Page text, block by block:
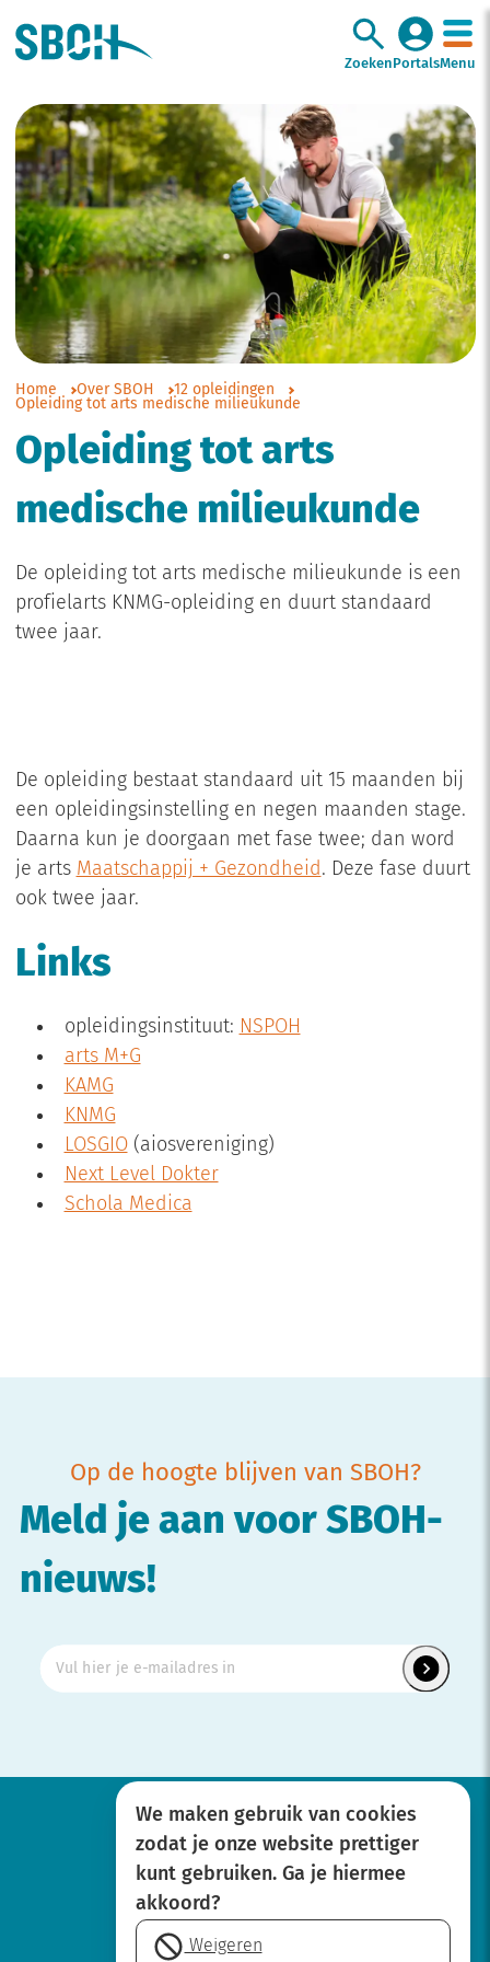
Zoeken PortalsMenu
Home Over SBOH
12 opleidingen
Opleiding tot arts medische milieukunde
Opleiding tot arts
medische milieukunde
De opleiding tot arts medische milieukunde is een
profielarts KNMG-opleiding en duurt standaard
twee jaar.
De opleiding bestaat standaard uit 15 maanden bij
een opleidingsinstelling en negen maanden stage.
Daarna kun je doorgaan met fase twee; dan word
je arts Maatschappij + Gezondheid . Deze fase duurt
ook twee jaar.
Links
opleidingsinstituut: NSPOH
arts M+G
KAMG
KNMG
LOSGIO(aiosvereniging)
Next Level Dokter
Schola Medica
Op de hoogte blijven van SBOH?
Meld je aan voor SBOH-
nieuws!
Werken bij
Over SBOH
Privacyverklaring
We maken gebruik van cookies
zodat je onze website prettiger
kunt gebruiken. Ga je hiermee
akkoord?
Weigeren